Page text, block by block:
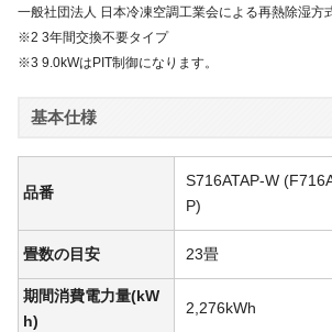
一般社団法人 日本冷凍空調工業会による再熱除湿方
※2 3年間交換不要タイプ
※3 9.0kWはPIT制御になります。
基本仕様
品番
S716ATAP-W
P)
畳数の目安 23畳
期間消費電力量(kW
h)
2,276kWh